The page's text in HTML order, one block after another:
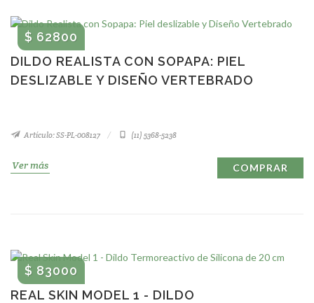
DILDO REALISTA CON SOPAPA: PIEL
DESLIZABLE Y DISEÑO VERTEBRADO
$ 62800
Artículo: SS-PL-008127 (11) 5368-5238
Ver más COMPRAR
REAL SKIN MODEL 1 - DILDO
$ 83000